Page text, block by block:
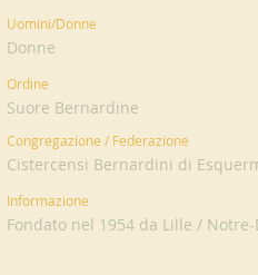
Uomini/Donne
Donne
Ordine
Suore Bernardine
Congregazione / Federazione
Cistercensi Bernardini di
Informazione
Fondato nel 1954 da Lille /